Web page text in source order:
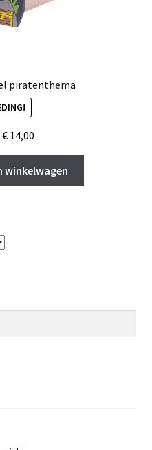
piratenthema
Oorspronkelijke
18,95.
€ 14,00
prijs
is:
€ 14,00.
winkelwagen